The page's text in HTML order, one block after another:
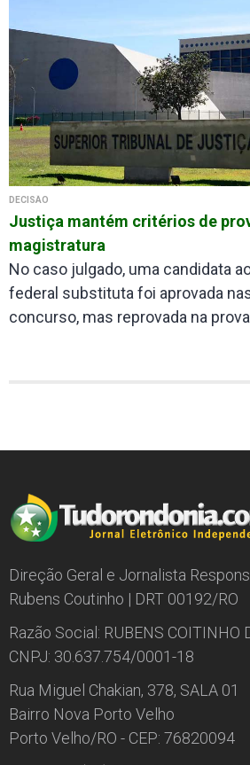
DECISÃO
Justiça mantém critérios de
magistratura
No caso julgado, uma candidata
federal substituta foi aprovada
concurso, mas reprovada na
Direção Geral e Jornalista
Rubens Coutinho | DRT 00192/RO
Razão Social: RUBENS COITINHO
CNPJ: 30.637.754/0001-18
Rua Miguel Chakian, 378, SALA 01
Bairro Nova Porto Velho
Porto Velho/RO - CEP: 76820094